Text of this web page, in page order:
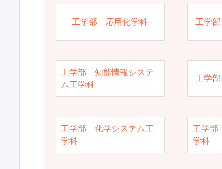
工学部 応用化学科 工学
工学部 知能情報システ
ム工学科
工学
工学部 化学システム工
学科
工学部
学科